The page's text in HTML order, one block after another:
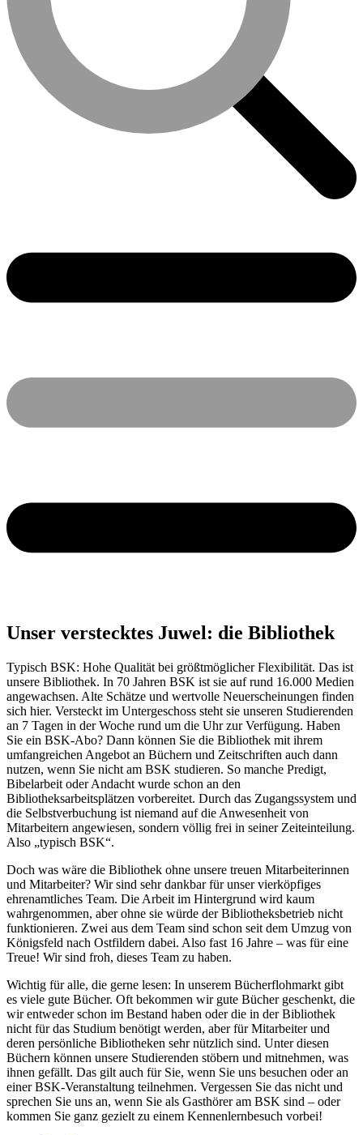
Unser verstecktes Juwel: die Bibliothek
Typisch BSK: Hohe Qualität bei größtmöglicher Flexibilität. Das ist
unsere Bibliothek. In 70 Jahren BSK ist sie auf rund 16.000 Medien
angewachsen. Alte Schätze und wertvolle Neuerscheinungen finden
sich hier. Versteckt im Untergeschoss steht sie unseren Studierenden
an 7 Tagen in der Woche rund um die Uhr zur Verfügung. Haben
Sie ein BSK-Abo? Dann können Sie die Bibliothek mit ihrem
umfangreichen Angebot an Büchern und Zeitschriften auch dann
nutzen, wenn Sie nicht am BSK studieren. So manche Predigt,
Bibelarbeit oder Andacht wurde schon an den
Bibliotheksarbeitsplätzen vorbereitet. Durch das Zugangssystem und
die Selbstverbuchung ist niemand auf die Anwesenheit von
Mitarbeitern angewiesen, sondern völlig frei in seiner Zeiteinteilung.
Also „typisch BSK“.
Doch was wäre die Bibliothek ohne unsere treuen Mitarbeiterinnen
und Mitarbeiter? Wir sind sehr dankbar für unser vierköpfiges
ehrenamtliches Team. Die Arbeit im Hintergrund wird kaum
wahrgenommen, aber ohne sie würde der Bibliotheksbetrieb nicht
funktionieren. Zwei aus dem Team sind schon seit dem Umzug von
Königsfeld nach Ostfildern dabei. Also fast 16 Jahre – was für eine
Treue! Wir sind froh, dieses Team zu haben.
Wichtig für alle, die gerne lesen: In unserem Bücherflohmarkt gibt
es viele gute Bücher. Oft bekommen wir gute Bücher geschenkt, die
wir entweder schon im Bestand haben oder die in der Bibliothek
nicht für das Studium benötigt werden, aber für Mitarbeiter und
deren persönliche Bibliotheken sehr nützlich sind. Unter diesen
Büchern können unsere Studierenden stöbern und mitnehmen, was
ihnen gefällt. Das gilt auch für Sie, wenn Sie uns besuchen oder an
einer BSK-Veranstaltung teilnehmen. Vergessen Sie das nicht und
sprechen Sie uns an, wenn Sie als Gasthörer am BSK sind – oder
kommen Sie ganz gezielt zu einem Kennenlernbesuch vorbei!